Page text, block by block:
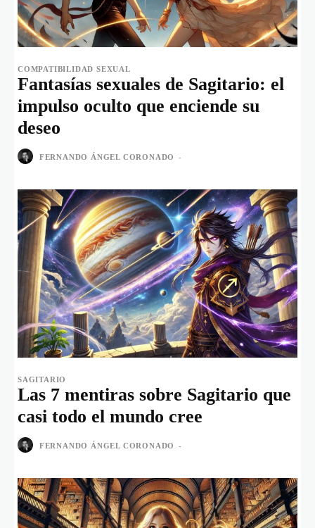
COMPATIBILIDAD SEXUAL
Fantasías sexuales de Sagitario: el
impulso oculto que enciende su
deseo
FERNANDO ÁNGEL CORONADO -
SAGITARIO
Las 7 mentiras sobre Sagitario que
casi todo el mundo cree
FERNANDO ÁNGEL CORONADO -